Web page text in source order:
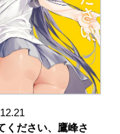
ください、鷹峰さ